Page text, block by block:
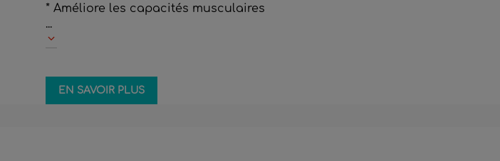
* Améliore les capacités musculaires
...
EN SAVOIR PLUS